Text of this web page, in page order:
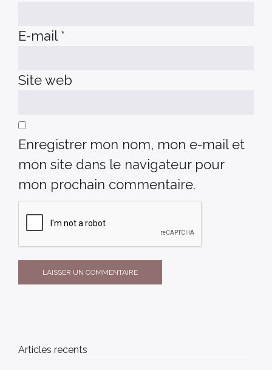
E-mail *
Site web
Enregistrer mon nom, mon e-mail et
mon site dans le navigateur pour
mon prochain commentaire.
Articles recents